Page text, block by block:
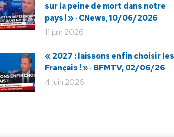
sur la peine de mort dans notre
pays ! » · CNews, 10/06/2026
11 juin 2026
« 2027 : laissons enfin choisir les
Français ! » · BFMTV, 02/06/26
4 juin 2026